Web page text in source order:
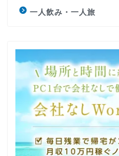
一人飲み・一人旅